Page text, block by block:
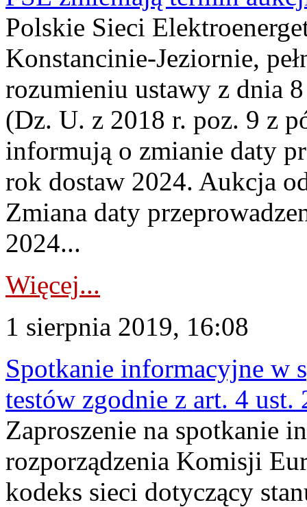
Polskie Sieci
Konstancinie-Jeziornie,
rozumieniu ustawy z dnia
(Dz. U. z 2018 r. poz. 9 z
informują o zmianie daty
rok dostaw 2024. Aukcja
Zmiana daty
2024...
Więcej...
1 sierpnia 2019, 16:08
Spotkanie informacyjne w
testów zgodnie z art. 4
Zaproszenie na spotkanie
rozporządzenia Komisji
kodeks sieci dotyczący